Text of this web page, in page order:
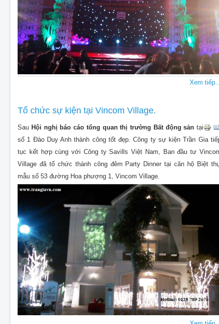
Xem
Tổ chức sự kiện tại Vincom Village.
Sau Hội nghị báo cáo tổng quan thị trường Bất động sản tại
số 1 Đào Duy Anh thành công tốt đẹp. Công ty sự kiện Trần Gia
tục kết hợp cùng với Công ty Savills Việt Nam, Ban đầu tư
Village đã tổ chức thành công đêm Party Dinner tại căn hộ Biệt
mẫu số 53 đường Hoa phượng 1, Vincom Village.